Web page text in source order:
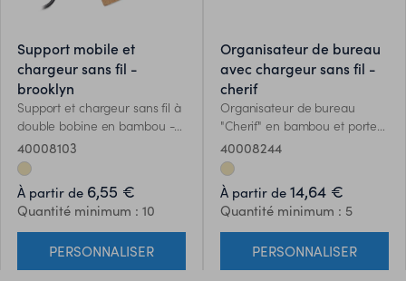
support mobile et
chargeur sans fil -
brooklyn
Support et chargeur sans fil à
double bobine en bambou -
Brooklyn. Il comprend 2
pièces, assemblage requis.
Sortie : DC 9V/1.1A (10W) pour
une charge rapide.
Compatible avec les derniers
Androïdes, iPhone® 8, X et
plus récents.
40008103
À partir de 6,55 €
Quantité minimum : 10
PERSONNALISER
organisateur de bureau
avec chargeur sans fil -
cherif
Organisateur de bureau
"Cherif" en bambou et porte-
stylo avec support pour
chargement sans fil 10W.
Sortie : DC 9V/1.1A (10W) pour
une charge rapide.
Compatible avec les derniers
Androïdes, iPhone® 8 et plus
récents. Le bambou est un
produit naturel, et présente
40008244
À partir de 14,64 €
Quantité minimum : 5
PERSONNALISER